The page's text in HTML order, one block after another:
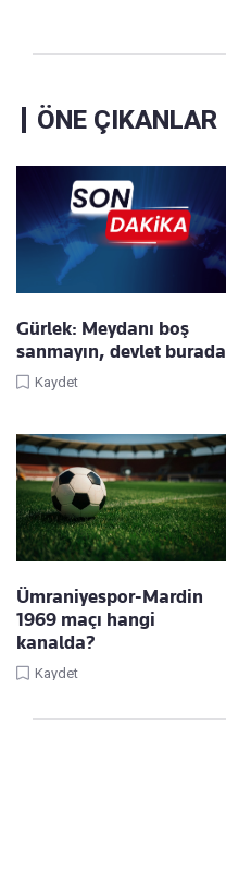
ÖNE ÇIKANLAR
Gürlek: Meydanı boş
sanmayın, devlet burada
Kaydet
Ümraniyespor-Mardin
1969 maçı hangi
kanalda?
Kaydet